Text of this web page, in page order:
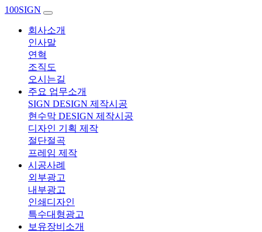
100SIGN
회사소개
인사말
연혁
조직도
오시는길
주요 업무소개
SIGN DESIGN 제작시공
현수막 DESIGN 제작시공
디자인 기획 제작
절단절곡
프레임 제작
시공사례
외부광고
내부광고
인쇄디자인
특수대형광고
보유장비소개